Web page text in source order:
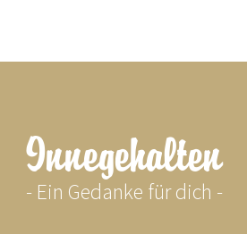
Innegehalten
- Ein Gedanke für dich -